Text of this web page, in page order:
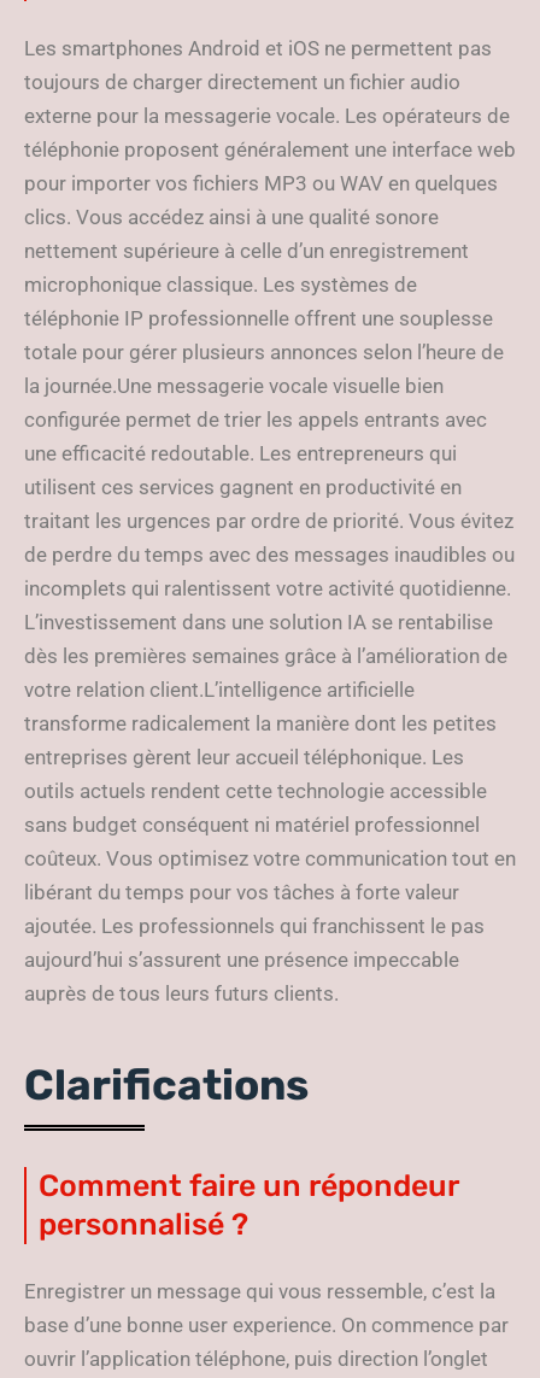
Les smartphones Android et iOS ne permettent pas
toujours de charger directement un fichier audio
externe pour la messagerie vocale. Les opérateurs de
téléphonie proposent généralement une interface web
pour importer vos fichiers MP3 ou WAV en quelques
clics. Vous accédez ainsi à une qualité sonore
nettement supérieure à celle d’un enregistrement
microphonique classique. Les systèmes de
téléphonie IP professionnelle offrent une souplesse
totale pour gérer plusieurs annonces selon l’heure de
la journée.Une messagerie vocale visuelle bien
configurée permet de trier les appels entrants avec
une efficacité redoutable. Les entrepreneurs qui
utilisent ces services gagnent en productivité en
traitant les urgences par ordre de priorité. Vous évitez
de perdre du temps avec des messages inaudibles ou
incomplets qui ralentissent votre activité quotidienne.
L’investissement dans une solution IA se rentabilise
dès les premières semaines grâce à l’amélioration de
votre relation client.L’intelligence artificielle
transforme radicalement la manière dont les petites
entreprises gèrent leur accueil téléphonique. Les
outils actuels rendent cette technologie accessible
sans budget conséquent ni matériel professionnel
coûteux. Vous optimisez votre communication tout en
libérant du temps pour vos tâches à forte valeur
ajoutée. Les professionnels qui franchissent le pas
aujourd’hui s’assurent une présence impeccable
auprès de tous leurs futurs clients.
Clarifications
Comment faire un répondeur
personnalisé ?
Enregistrer un message qui vous ressemble, c’est la
base d’une bonne user experience. On commence par
ouvrir l’application téléphone, puis direction l’onglet